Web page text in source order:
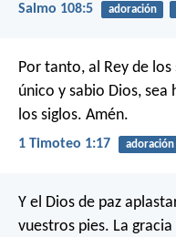
Salmo 108:5 adoración
Por tanto, al Rey de
único y sabio Dios,
los siglos. Amén.
1 Timoteo 1:17 adoración
Y el Dios de paz
vuestros pies. La